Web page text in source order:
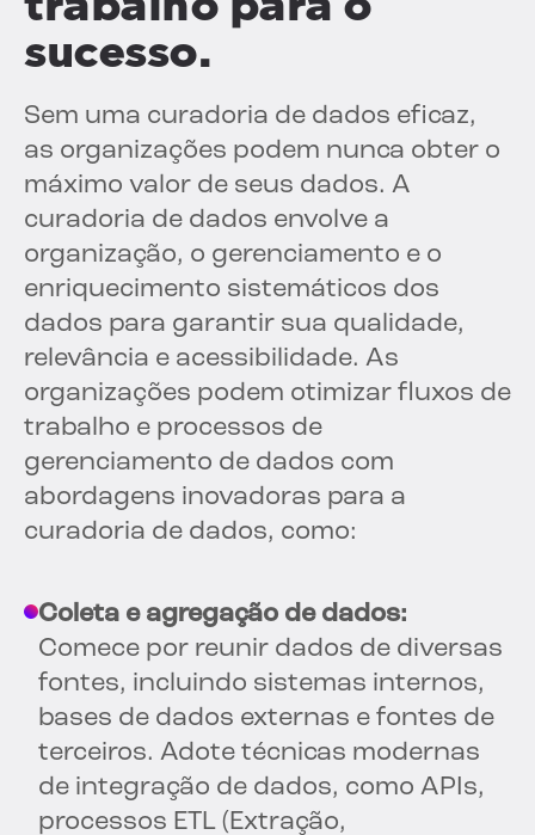
sucesso.
Sem uma curadoria de dados eficaz,
as organizações podem nunca obter o
máximo valor de seus dados. A
curadoria de dados envolve a
organização, o gerenciamento e o
enriquecimento sistemáticos dos
dados para garantir sua qualidade,
relevância e acessibilidade. As
organizações podem otimizar fluxos de
trabalho e processos de
gerenciamento de dados com
abordagens inovadoras para a
curadoria de dados, como:
Coleta e agregação de dados:
Comece por reunir dados de diversas
fontes, incluindo sistemas internos,
bases de dados externas e fontes de
terceiros. Adote técnicas modernas
de integração de dados, como APIs,
processos ETL (Extração,